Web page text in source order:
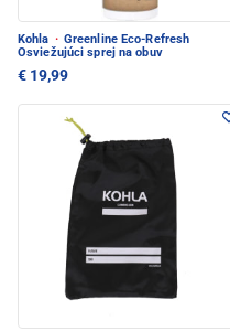
Kohla · Greenline Eco-Refresh
Osviežujúci sprej na obuv
€ 19,99